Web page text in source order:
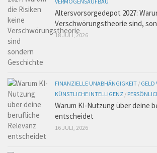
Altersvorsorgedepot 2027:
Verschwörungstheorie sind,
18 JULI, 2026
FINANZIELLE UNABHÄNGIGKEIT / GELD
KÜNSTLICHE INTELLIGENZ /
Warum KI-Nutzung über deine
entscheidet
16 JULI, 2026